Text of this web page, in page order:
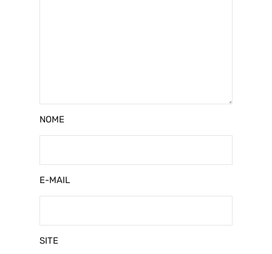
NOME
E-MAIL
SITE